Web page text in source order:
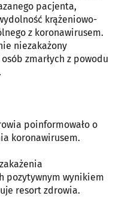
pacjenta,
krążeniowo-
z koronawirusem.
niezakażony
zmarłych z powodu
poinformowało o
koronawirusem.
pozytywnym wynikiem
resort zdrowia.